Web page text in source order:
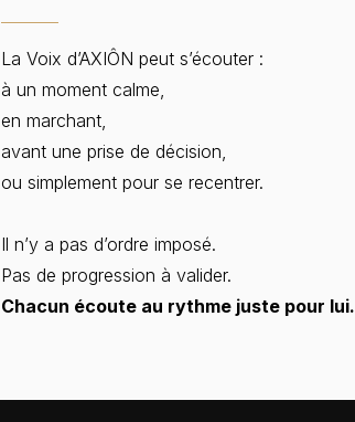
La Voix d’AXIÔN peut s’écouter :
à un moment calme,
en marchant,
avant une prise de décision,
ou simplement pour se recentrer.
Il n’y a pas d’ordre imposé.
Pas de progression à valider.
Chacun écoute au rythme juste pour lui.